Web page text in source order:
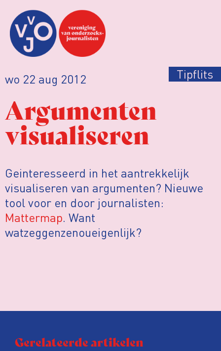
wo 22 aug 2012 Tipflits
Argumenten
visualiseren
Geinteresseerd in het aantrekkelijk
visualiseren van argumenten? Nieuwe
tool voor en door journalisten:
Mattermap. Want
watzeggenzenoueigenlijk?
Gerelateerde artikelen